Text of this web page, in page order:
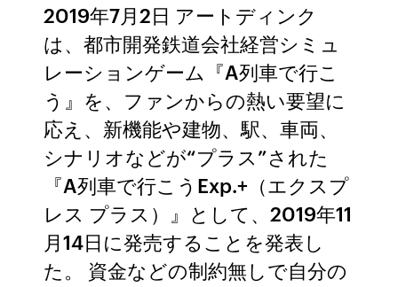
2019年7月2日 アートディンク
は、都市開発鉄道会社経営シミュ
レーションゲーム『A列車で行こ
う』を、ファンからの熱い要望に
応え、新機能や建物、駅、車両、
シナリオなどが“プラス”された
『A列車で行こうExp.+（エクスプ
レス プラス）』として、2019年11
月14日に発売することを発表し
た。 資金などの制約無しで自分の